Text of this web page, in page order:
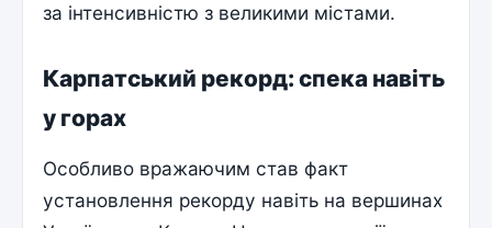
за інтенсивністю з великими містами.
Карпатський рекорд: спека навіть
у горах
Особливо вражаючим став факт
установлення рекорду навіть на вершинах